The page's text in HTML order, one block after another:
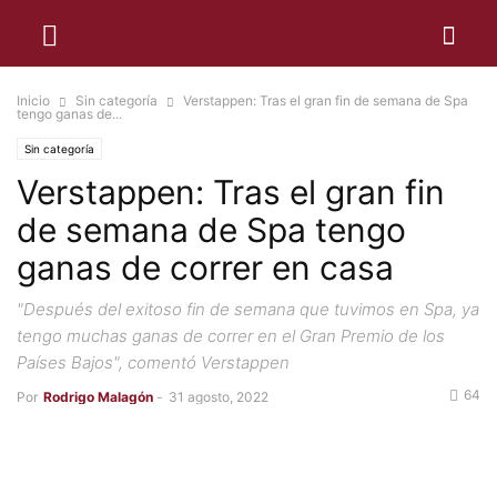
Inicio Sin categoría
Verstappen: Tras el gran fin de semana de Spa
tengo ganas de...
Sin categoría
Verstappen: Tras el gran fin
de semana de Spa tengo
ganas de correr en casa
"Después del exitoso fin de semana que tuvimos en Spa, ya
tengo muchas ganas de correr en el Gran Premio de los
Países Bajos", comentó Verstappen
Por Rodrigo Malagón - 31 agosto, 2022 64